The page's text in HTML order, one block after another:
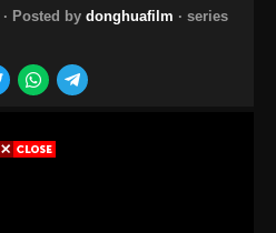
· Posted by donghuafilm · series